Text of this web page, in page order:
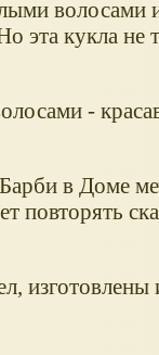
волосами
эта кукла
-
в Доме
повторять
изготовлены